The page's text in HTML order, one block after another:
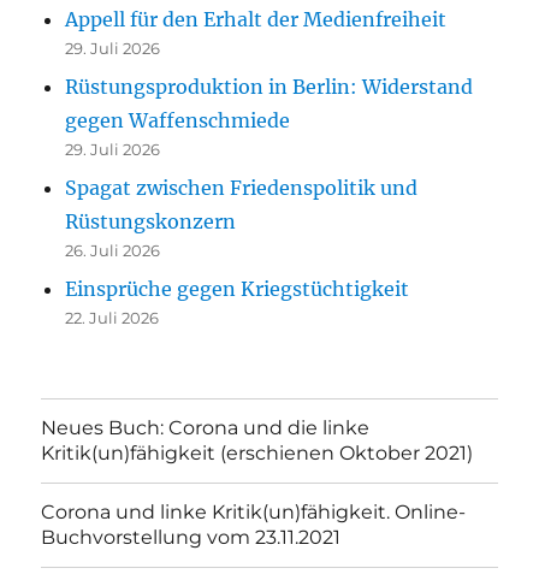
Appell für den Erhalt der Medienfreiheit
29. Juli 2026
Rüstungsproduktion in Berlin: Widerstand
gegen Waffenschmiede
29. Juli 2026
Spagat zwischen Friedenspolitik und
Rüstungskonzern
26. Juli 2026
Einsprüche gegen Kriegstüchtigkeit
22. Juli 2026
Neues Buch: Corona und die linke
Kritik(un)fähigkeit (erschienen Oktober 2021)
Corona und linke Kritik(un)fähigkeit. Online-
Buchvorstellung vom 23.11.2021